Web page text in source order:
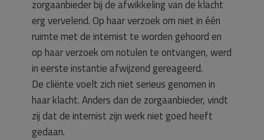
zorgaanbieder bij de afwikkeling van de klacht
erg vervelend. Op haar verzoek om niet in één
ruimte met de internist te worden gehoord en
op haar verzoek om notulen te ontvangen, werd
in eerste instantie afwijzend gereageerd.
De cliënte voelt zich niet serieus genomen in
haar klacht. Anders dan de zorgaanbieder, vindt
zij dat de internist zijn werk niet goed heeft
gedaan.